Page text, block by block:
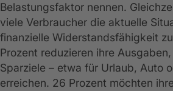
Belastungsfaktor nennen.
viele Verbraucher die aktuelle
finanzielle Widerstandsfähigkeit
Prozent reduzieren ihre
Sparziele – etwa für Urlaub, Auto
erreichen. 26 Prozent möchten